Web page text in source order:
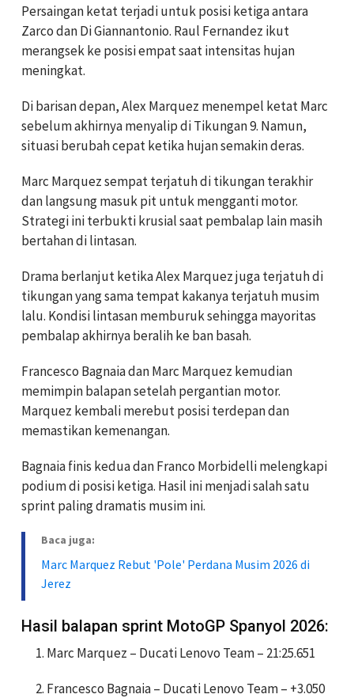
Persaingan ketat terjadi untuk posisi ketiga antara
Zarco dan Di Giannantonio. Raul Fernandez ikut
merangsek ke posisi empat saat intensitas hujan
meningkat.
Di barisan depan, Alex Marquez menempel ketat Marc
sebelum akhirnya menyalip di Tikungan 9. Namun,
situasi berubah cepat ketika hujan semakin deras.
Marc Marquez sempat terjatuh di tikungan terakhir
dan langsung masuk pit untuk mengganti motor.
Strategi ini terbukti krusial saat pembalap lain masih
bertahan di lintasan.
Drama berlanjut ketika Alex Marquez juga terjatuh di
tikungan yang sama tempat kakanya terjatuh musim
lalu. Kondisi lintasan memburuk sehingga mayoritas
pembalap akhirnya beralih ke ban basah.
Francesco Bagnaia dan Marc Marquez kemudian
memimpin balapan setelah pergantian motor.
Marquez kembali merebut posisi terdepan dan
memastikan kemenangan.
Bagnaia finis kedua dan Franco Morbidelli melengkapi
podium di posisi ketiga. Hasil ini menjadi salah satu
sprint paling dramatis musim ini.
Baca juga:
Marc Marquez Rebut 'Pole' Perdana Musim 2026 di
Jerez
Hasil balapan sprint MotoGP Spanyol 2026:
Marc Marquez – Ducati Lenovo Team – 21:25.651
Francesco Bagnaia – Ducati Lenovo Team – +3.050